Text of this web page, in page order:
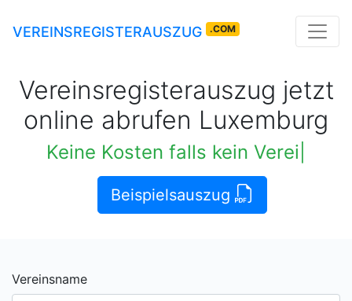
VEREINSREGISTERAUSZUG .COM
Vereinsregisterauszug jetzt
online abrufen Luxemburg
Beispielsauszug
Vereinsname